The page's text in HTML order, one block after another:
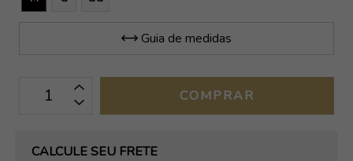
Guia de medidas
OPÇÕES DE FRETE
CALCULE SEU FRETE